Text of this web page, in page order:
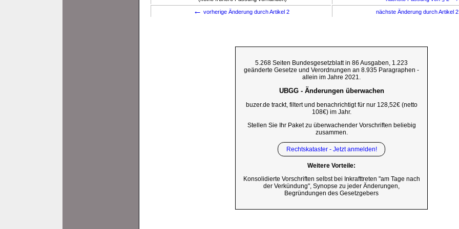
← vorherige Änderung durch Artikel 2 nächste Änderung durch Artikel
5.268 Seiten Bundesgesetzblatt in 86 Ausgaben, 1.223
geänderte Gesetze und Verordnungen an 8.935 Paragraphen -
allein im Jahre 2021.
UBGG - Änderungen überwachen
buzer.de trackt, filtert und benachrichtigt für nur 128,52€ (netto
108€) im Jahr.
Stellen Sie Ihr Paket zu überwachender Vorschriften beliebig
zusammen.
Rechtskataster - Jetzt anmelden!
Weitere Vorteile:
Konsolidierte Vorschriften selbst bei Inkrafttreten "am Tage nach
der Verkündung", Synopse zu jeder Änderungen,
Begründungen des Gesetzgebers